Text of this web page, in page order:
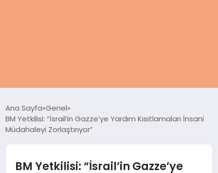
KADIN
Ana Sayfa Genel
BM Yetkilisi: “İsrail’in Gazze’ye Yardım Kısıtlamaları İnsani
Müdahaleyi Zorlaştırıyor”
BM Yetkilisi: “İsrail’in Gazze’ye